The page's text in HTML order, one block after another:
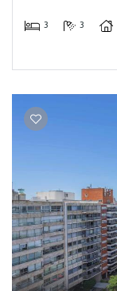
3 3